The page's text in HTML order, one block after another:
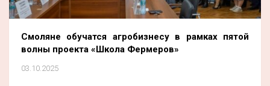
Смоляне обучатся агробизнесу в рамках пятой
волны проекта «Школа Фермеров»
03.10.2025